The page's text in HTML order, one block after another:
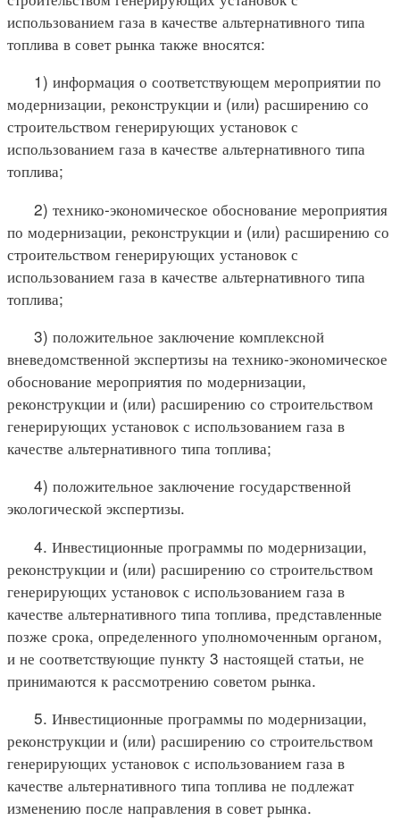
использованием газа в качестве альтернативного типа
топлива в совет рынка также вносятся:
1) информация о соответствующем мероприятии по
модернизации, реконструкции и (или) расширению со
строительством генерирующих установок с
использованием газа в качестве альтернативного типа
топлива;
2) технико-экономическое обоснование мероприятия
по модернизации, реконструкции и (или) расширению со
строительством генерирующих установок с
использованием газа в качестве альтернативного типа
топлива;
3) положительное заключение комплексной
вневедомственной экспертизы на технико-экономическое
обоснование мероприятия по модернизации,
реконструкции и (или) расширению со строительством
генерирующих установок с использованием газа в
качестве альтернативного типа топлива;
4) положительное заключение государственной
экологической экспертизы.
4. Инвестиционные программы по модернизации,
реконструкции и (или) расширению со строительством
генерирующих установок с использованием газа в
качестве альтернативного типа топлива, представленные
позже срока, определенного уполномоченным органом,
и не соответствующие пункту 3 настоящей статьи, не
принимаются к рассмотрению советом рынка.
5. Инвестиционные программы по модернизации,
реконструкции и (или) расширению со строительством
генерирующих установок с использованием газа в
качестве альтернативного типа топлива не подлежат
изменению после направления в совет рынка.